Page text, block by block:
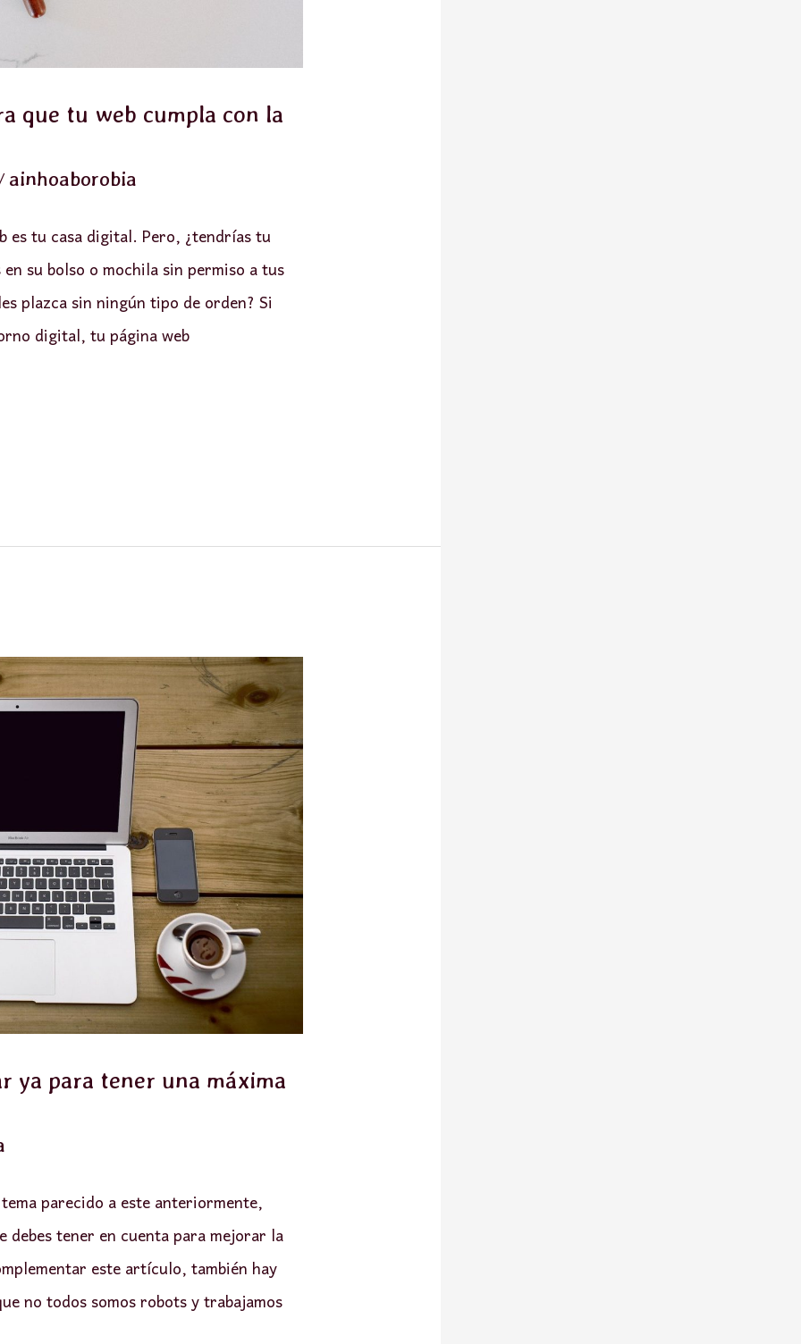
que tu web cumpla con la
ainhoaborobia
es tu casa digital. Pero, ¿tendrías tu
su bolso o mochila sin permiso a tus
plazca sin ningún tipo de orden? Si
digital, tu página web
ya para tener una máxima
parecido a este anteriormente,
debes tener en cuenta para mejorar la
este artículo, también hay
no todos somos robots y trabajamos